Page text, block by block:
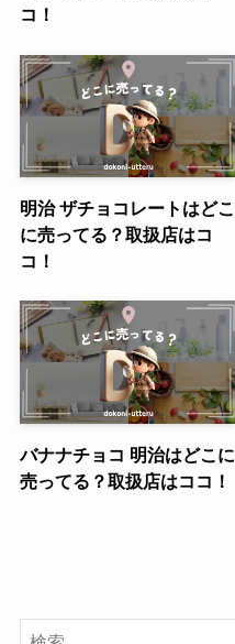
コ！
明治 ザチョコレートはどこ
に売ってる？取扱店はコ
コ！
バナナチョコ 明治はどこに
売ってる？取扱店はココ！